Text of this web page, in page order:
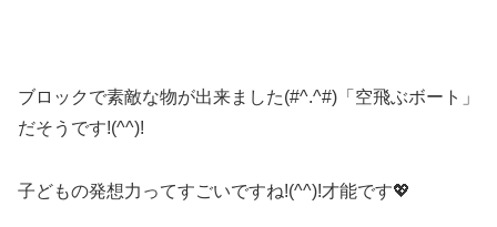
ブロックで素敵な物が出来ました(#^.^#)「空飛ぶボート」
だそうです!(^^)!
子どもの発想力ってすごいですね!(^^)!才能です💖